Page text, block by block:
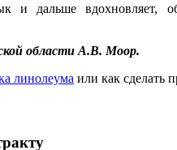
и дальше вдохновляет,
области А.В. Моор.
линолеума или как сделать